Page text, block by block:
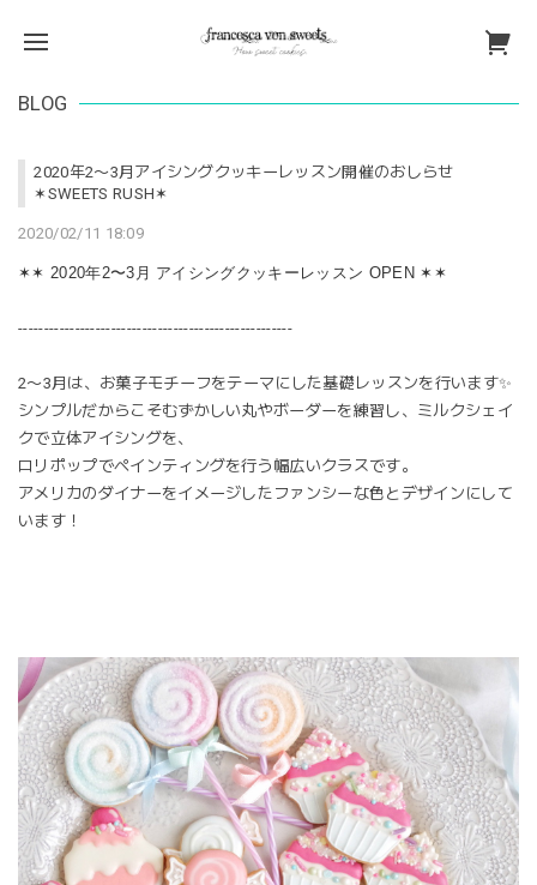
BLOG
2020年2〜3月アイシングクッキーレッスン開催のおしらせ
✶SWEETS RUSH✶
2020/02/11 18:09
✶✶ 2020年2〜3月 アイシングクッキーレッスン OPEN ✶✶
-----------------------------------------------------
2〜3月は、お菓子モチーフをテーマにした基礎レッスンを行います✨
シンプルだからこそむずかしい丸やボーダーを練習し、ミルクシェイ
クで立体アイシングを、
ロリポップでペインティングを行う幅広いクラスです。
アメリカのダイナーをイメージしたファンシーな色とデザインにして
います！